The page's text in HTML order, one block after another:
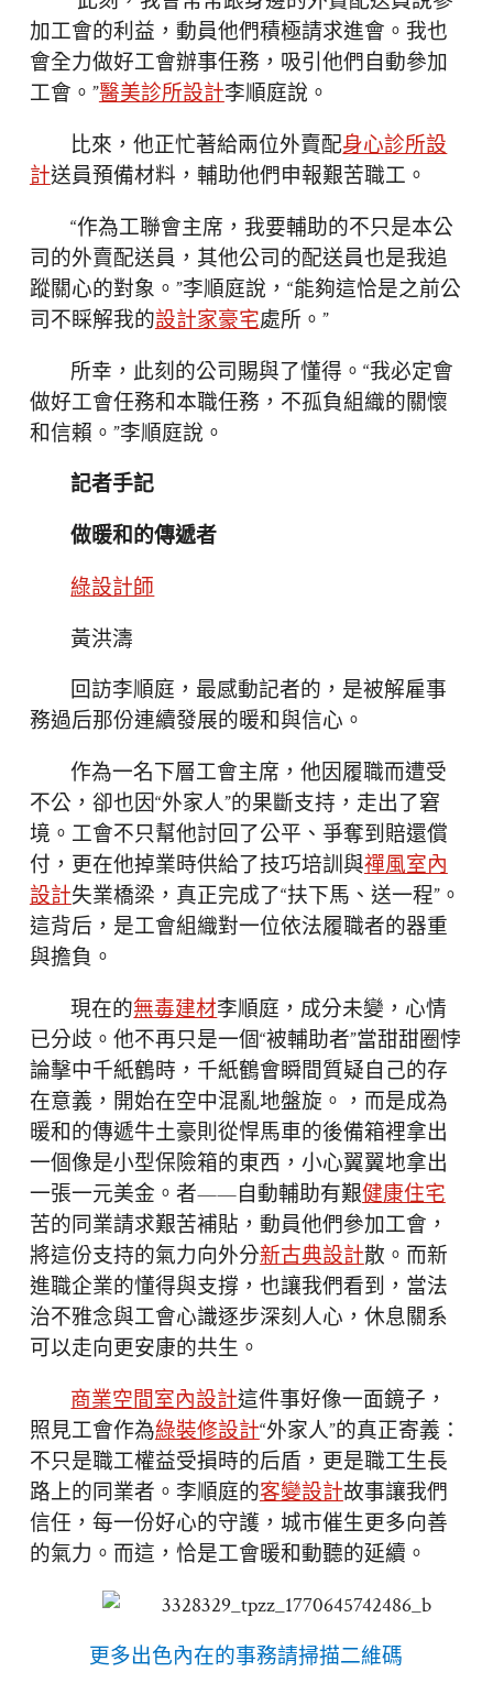
加工會的利益，動員他們積極請求進會。我也
會全力做好工會辦事任務，吸引他們自動參加
工會。”醫美診所設計李順庭說。
比來，他正忙著給兩位外賣配身心診所設
計送員預備材料，輔助他們申報艱苦職工。
“作為工聯會主席，我要輔助的不只是本公
司的外賣配送員，其他公司的配送員也是我追
蹤關心的對象。”李順庭說，“能夠這恰是之前公
司不睬解我的設計家豪宅處所。”
所幸，此刻的公司賜與了懂得。“我必定會
做好工會任務和本職任務，不孤負組織的關懷
和信賴。”李順庭說。
記者手記
做暖和的傳遞者
綠設計師
黃洪濤
回訪李順庭，最感動記者的，是被解雇事
務過后那份連續發展的暖和與信心。
作為一名下層工會主席，他因履職而遭受
不公，卻也因“外家人”的果斷支持，走出了窘
境。工會不只幫他討回了公平、爭奪到賠還償
付，更在他掉業時供給了技巧培訓與禪風室內
設計失業橋梁，真正完成了“扶下馬、送一程”。
這背后，是工會組織對一位依法履職者的器重
與擔負。
現在的無毒建材李順庭，成分未變，心情
已分歧。他不再只是一個“被輔助者”當甜甜圈悖
論擊中千紙鶴時，千紙鶴會瞬間質疑自己的存
在意義，開始在空中混亂地盤旋。，而是成為
暖和的傳遞牛土豪則從悍馬車的後備箱裡拿出
一個像是小型保險箱的東西，小心翼翼地拿出
一張一元美金。者——自動輔助有艱健康住宅
苦的同業請求艱苦補貼，動員他們參加工會，
將這份支持的氣力向外分新古典設計散。而新
進職企業的懂得與支撐，也讓我們看到，當法
治不雅念與工會心識逐步深刻人心，休息關系
可以走向更安康的共生。
商業空間室內設計這件事好像一面鏡子，
照見工會作為綠裝修設計“外家人”的真正寄義：
不只是職工權益受損時的后盾，更是職工生長
路上的同業者。李順庭的客變設計故事讓我們
信任，每一份好心的守護，城市催生更多向善
的氣力。而這，恰是工會暖和動聽的延續。
更多出色內在的事務請掃描二維碼